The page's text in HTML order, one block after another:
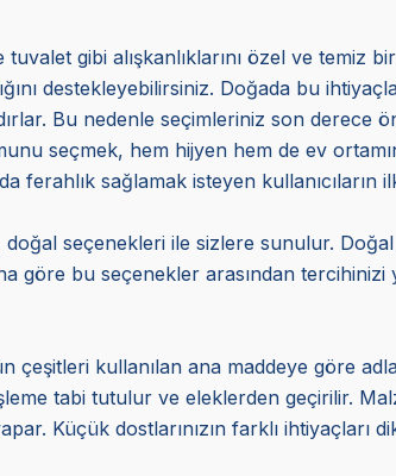
gibi alışkanlıklarını özel ve temiz
destekleyebilirsiniz. Doğada bu
Bu nedenle seçimleriniz son derece
seçmek, hem hijyen hem de ev
sağlamak isteyen kullanıcıların
seçenekleri ile sizlere sunulur.
göre bu seçenekler arasından
kullanılan ana maddeye göre
tabi tutulur ve eleklerden geçirilir.
Küçük dostlarınızın farklı ihtiyaçları